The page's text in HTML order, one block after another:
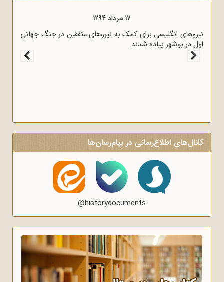
نیروهای قرارداد 1919 که عملاً ایران را مستعمره انگلستان می‌کرد، به وسیله
وثوق‌الدوله با انگلیسی‌ها امضا شد.
کانال‌های اطلاع‌رسانی در پیام‌رسان‌ها
@historydocuments